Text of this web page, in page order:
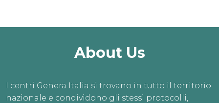
About Us
I centri Genera Italia si trovano in tutto il territorio
nazionale e condividono gli stessi protocolli,